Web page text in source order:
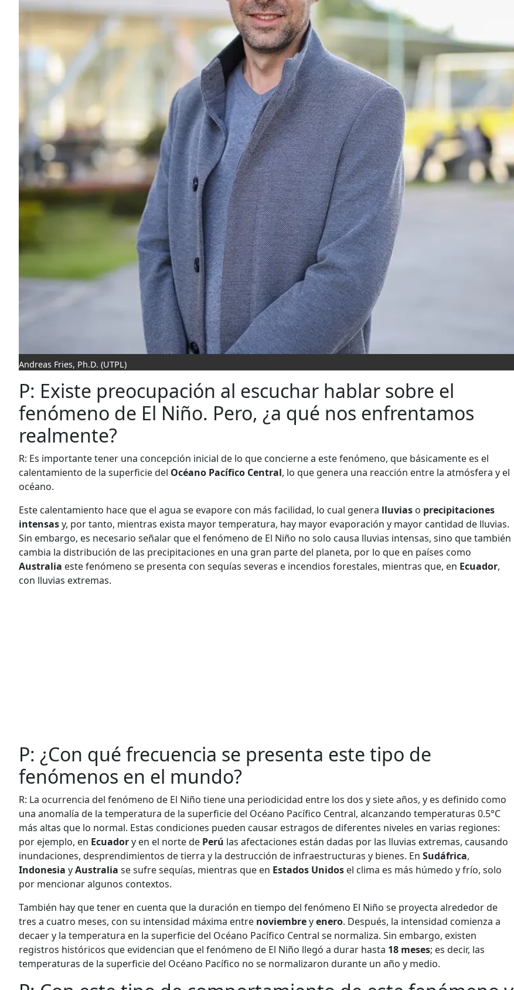
Andreas Fries, Ph.D. (UTPL)
P: Existe preocupación al escuchar hablar sobre el
fenómeno de El Niño. Pero, ¿a qué nos enfrentamos
realmente?
R: Es importante tener una concepción inicial de lo que concierne a este fenómeno, que básicamente es el
calentamiento de la superficie del Océano Pacífico Central, lo que genera una reacción entre la atmósfera y el
océano.
Este calentamiento hace que el agua se evapore con más facilidad, lo cual genera lluvias o precipitaciones
intensasy, por tanto, mientras exista mayor temperatura, hay mayor evaporación y mayor cantidad de lluvias.
Sin embargo, es necesario señalar que el fenómeno de El Niño no solo causa lluvias intensas, sino que también
cambia la distribución de las precipitaciones en una gran parte del planeta, por lo que en países como
Australia este fenómeno se presenta con sequías severas e incendios forestales, mientras que, en Ecuador,
con lluvias extremas.
P: ¿Con qué frecuencia se presenta este tipo de
fenómenos en el mundo?
R: La ocurrencia del fenómeno de El Niño tiene una periodicidad entre los dos y siete años, y es definido como
una anomalía de la temperatura de la superficie del Océano Pacífico Central, alcanzando temperaturas 0.5°C
más altas que lo normal. Estas condiciones pueden causar estragos de diferentes niveles en varias regiones:
por ejemplo, en Ecuadory en el norte de Perú las afectaciones están dadas por las lluvias extremas, causando
inundaciones, desprendimientos de tierra y la destrucción de infraestructuras y bienes. En Sudáfrica,
Indonesia yAustralia se sufre sequías, mientras que en Estados Unidos el clima es más húmedo y frío, solo
por mencionar algunos contextos.
También hay que tener en cuenta que la duración en tiempo del fenómeno El Niño se proyecta alrededor de
tres a cuatro meses, con su intensidad máxima entre noviembreyenero. Después, la intensidad comienza a
decaer y la temperatura en la superficie del Océano Pacífico Central se normaliza. Sin embargo, existen
registros históricos que evidencian que el fenómeno de El Niño llegó a durar hasta 18 meses; es decir, las
temperaturas de la superficie del Océano Pacífico no se normalizaron durante un año y medio.